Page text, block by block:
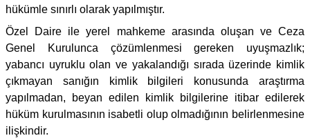
hükümle sınırlı olarak yapılmıştır.
Özel Daire ile yerel mahkeme arasında oluşan ve Ceza
Genel Kurulunca çözümlenmesi gereken uyuşmazlık;
yabancı uyruklu olan ve yakalandığı sırada üzerinde kimlik
çıkmayan sanığın kimlik bilgileri konusunda araştırma
yapılmadan, beyan edilen kimlik bilgilerine itibar edilerek
hüküm kurulmasının isabetli olup olmadığının belirlenmesine
ilişkindir.